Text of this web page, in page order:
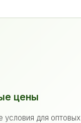
цены
условия для оптовых